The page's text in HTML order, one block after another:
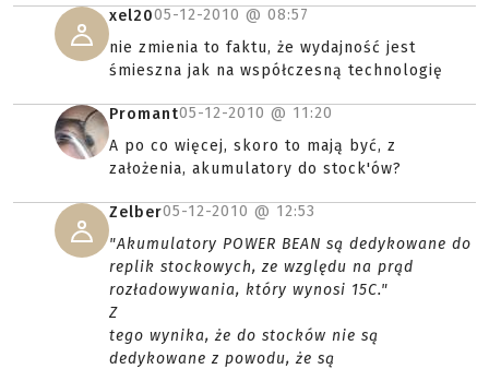
xel2005-12-2010 @ 08:57
nie zmienia to faktu, że wydajność jest
śmieszna jak na współczesną technologię
Promant05-12-2010 @ 11:20
A po co więcej, skoro to mają być, z
założenia, akumulatory do stock'ów?
Zelber05-12-2010 @ 12:53
"Akumulatory POWER BEAN są dedykowane do
replik stockowych, ze względu na prąd
rozładowywania, który wynosi 15C."
Z
tego wynika, że do stocków nie są
dedykowane z powodu, że są